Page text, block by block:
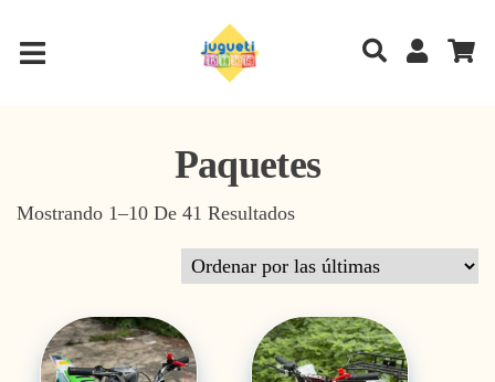
Paquetes
Mostrando 1–10 De 41 ResultadosSorted By Latest